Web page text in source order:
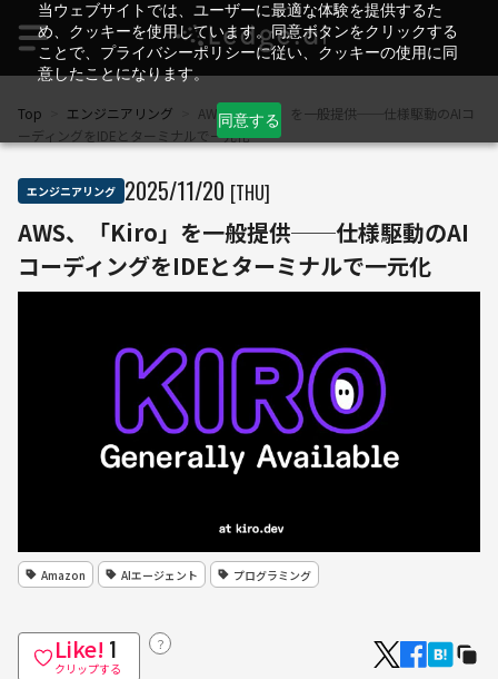
当ウェブサイトでは、ユーザーに最適な体験を提供するた
め、クッキーを使用しています。同意ボタンをクリックする
ことで、プライバシーポリシーに従い、クッキーの使用に同
意したことになります。
同意する
Top エンジニアリング
AWS、「Kiro」を一般提供──仕様駆動のAIコ
ーディングをIDEとターミナルで一元化
エンジニアリング 2025/11/20 [THU]
AWS、「Kiro」を一般提供──仕様駆動のAI
コーディングをIDEとターミナルで一元化
Amazon AIエージェント プログラミング
Like! 1
クリップする
？